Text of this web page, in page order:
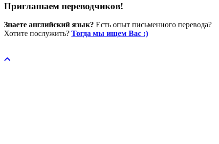
Приглашаем переводчиков!
Знаете английский язык? Есть опыт письменного перевода?
Хотите послужить? Тогда мы ищем Вас :)